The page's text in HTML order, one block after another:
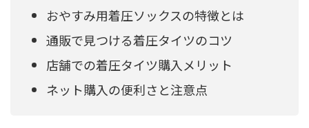
おやすみ用着圧ソックスの特徴とは
通販で見つける着圧タイツのコツ
店舗での着圧タイツ購入メリット
ネット購入の便利さと注意点